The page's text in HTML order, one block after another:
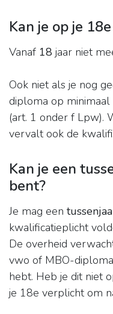
Kan je op je
Vanaf 18 jaar niet
Ook niet als je nog
diploma op
(art. 1 onder f Lpw).
vervalt ook de
Kan je een
bent?
Je mag een
kwalificatieplicht
De overheid
vwo of MBO-
hebt. Heb je dit niet
je 18e verplicht om